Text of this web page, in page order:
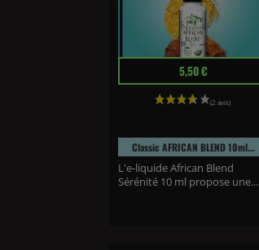
Prix 5,50 €
Classic AFRICAN BLEND 10ml...
L'e-liquide African Blend
Sérénité 10 ml propose une...